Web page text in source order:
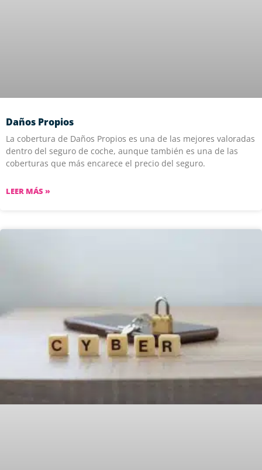
Daños Propios
La cobertura de Daños Propios es una de las mejores valoradas
dentro del seguro de coche, aunque también es una de las
coberturas que más encarece el precio del seguro.
LEER MÁS »